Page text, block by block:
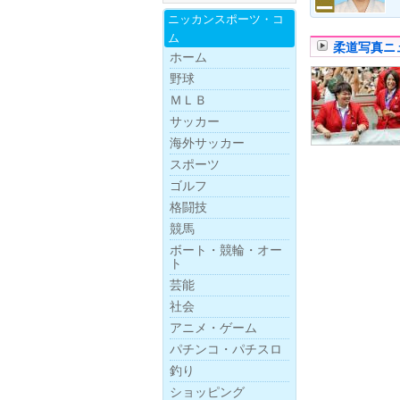
柔道写真ニ
ニッカンスポーツ・ コ
ム
ホーム
野球
ＭＬＢ
サッカー
海外サッカー
スポーツ
ゴルフ
格闘技
競馬
ボー ト・ 競輪・ オー
ト
芸能
社会
アニメ・ゲーム
パチンコ・パチスロ
釣り
ショッピング